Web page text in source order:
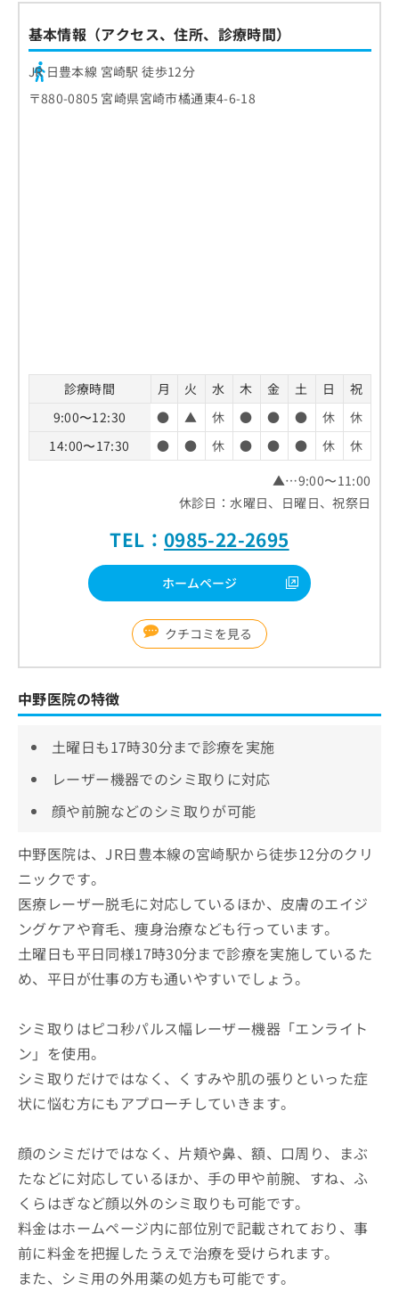
基本情報（アクセス、住所、診療時間）
JR 日豊本線 宮崎駅 徒歩12分
〒880-0805 宮崎県宮崎市橘通東4-6-18
診療時間 月 火 水 木 金 土 日
祝
9:00〜12:30
● ▲ 休 ● ● ● 休
休
14:00〜17:30
● ● 休 ● ● ● 休
休
▲…9:00〜11:00
休診日：水曜日、日曜日、祝祭日
TEL： 0985-22-2695
ホームページ
クチコミを見る
中野医院の特徴
土曜日も17時30分まで診療を実施
レーザー機器でのシミ取りに対応
顔や前腕などのシミ取りが可能
中野医院は、JR日豊本線の宮崎駅から徒歩12分のクリ
ニックです。
医療レーザー脱毛に対応しているほか、皮膚のエイジ
ングケアや育毛、痩身治療なども行っています。
土曜日も平日同様17時30分まで診療を実施しているた
め、平日が仕事の方も通いやすいでしょう。
シミ取りはピコ秒パルス幅レーザー機器「エンライト
ン」を使用。
シミ取りだけではなく、くすみや肌の張りといった症
状に悩む方にもアプローチしていきます。
顔のシミだけではなく、片頬や鼻、額、口周り、まぶ
たなどに対応しているほか、手の甲や前腕、すね、ふ
くらはぎなど顔以外のシミ取りも可能です。
料金はホームページ内に部位別で記載されており、事
前に料金を把握したうえで治療を受けられます。
また、シミ用の外用薬の処方も可能です。